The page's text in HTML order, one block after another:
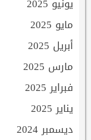
مايو 2025
أبريل 2025
مارس 2025
فبراير 2025
يناير 2025
ديسمبر 2024